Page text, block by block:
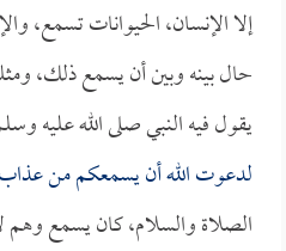
إلا الإنسان، الحيوانات تسمع،
حال بينه وبين أن يسمع ذلك،
يقول فيه النبي صلى الله عليه
لدعوت الله أن يسمعكم من
الصلاة والسلام، كان يسمع وهم